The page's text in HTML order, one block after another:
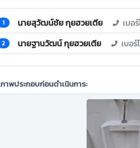
1 นายสุวัฒน์ชัย กุยฮวยเตีย เบอ
2 นายฐานวัฒน์ กุยฮวยเตีย เบอ
ภาพประกอบก่อนดำเนินการ: